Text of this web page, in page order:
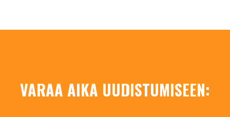
VARAA AIKA UUDISTUMISEEN: